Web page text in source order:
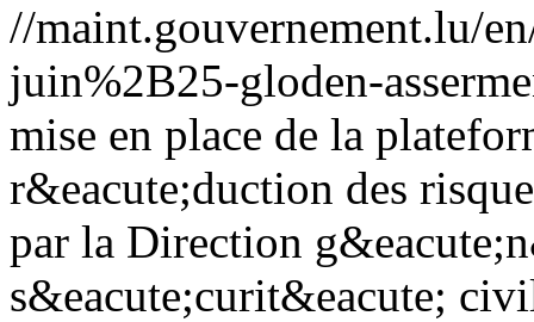
//maint.gouvernement.lu/
juin%2B25-gloden-
mise en place de la
r&eacute;duction des
par la Direction
s&eacute;curit&eacute;